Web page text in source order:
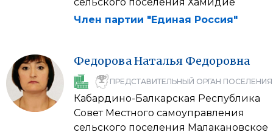
Член партии "Единая Россия"
ФедороваНаталья Федоровна
ПРЕДСТАВИТЕЛЬНЫЙ ОРГАН ПОСЕЛЕНИЯ
Кабардино-Балкарская Республика
Совет Местного самоуправления
сельского поселения Малакановское